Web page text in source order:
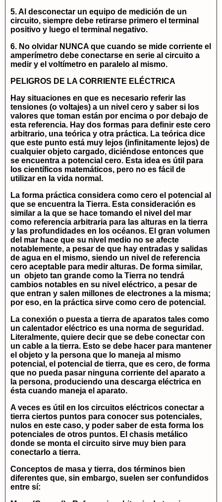
5. Al desconectar un equipo de medición de un
circuito, siempre debe retirarse primero el terminal
positivo y luego el terminal negativo.
6. No olvidar NUNCA que cuando se mide corriente el
amperímetro debe conectarse en serie al circuito a
medir y el voltímetro en paralelo al mismo.
PELIGROS DE LA CORRIENTE ELÉCTRICA
Hay situaciones en que es necesario referir las
tensiones (o voltajes) a un nivel cero y saber si los
valores que toman están por encima o por debajo de
esta referencia. Hay dos formas para definir este cero
arbitrario, una teórica y otra práctica. La teórica dice
que este punto está muy lejos (infinitamente lejos) de
cualquier objeto cargado, diciéndose entonces que
se encuentra a potencial cero. Esta idea es útil para
los científicos matemáticos, pero no es fácil de
utilizar en la vida normal.
La forma práctica considera como cero el potencial al
que se encuentra la Tierra. Esta consideración es
similar a la que se hace tomando el nivel del mar
como referencia arbitraria para las alturas en la tierra
y las profundidades en los océanos. El gran volumen
del mar hace que su nivel medio no se afecte
notablemente, a pesar de que hay entradas y salidas
de agua en el mismo, siendo un nivel de referencia
cero aceptable para medir alturas. De forma similar,
un objeto tan grande como la Tierra no tendrá
cambios notables en su nivel eléctrico, a pesar de
que entran y salen millones de electrones a la misma;
por eso, en la práctica sirve como cero de potencial.
La conexión o puesta a tierra de aparatos tales como
un calentador eléctrico es una norma de seguridad.
Literalmente, quiere decir que se debe conectar con
un cable a la tierra. Esto se debe hacer para mantener
el objeto y la persona que lo maneja al mismo
potencial, el potencial de tierra, que es cero, de forma
que no pueda pasar ninguna corriente del aparato a
la persona, produciendo una descarga eléctrica en
ésta cuando maneja el aparato.
A veces es útil en los circuitos eléctricos conectar a
tierra ciertos puntos para conocer sus potenciales,
nulos en este caso, y poder saber de esta forma los
potenciales de otros puntos. El chasis metálico
donde se monta el circuito sirve muy bien para
conectarlo a tierra.
Conceptos de masa y tierra, dos términos bien
diferentes que, sin embargo, suelen ser confundidos
entre sí: